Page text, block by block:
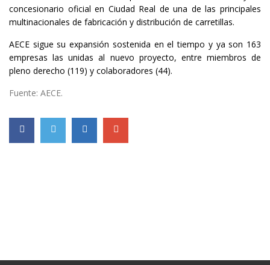
concesionario oficial en Ciudad Real de una de las principales
multinacionales de fabricación y distribución de carretillas.
AECE sigue su expansión sostenida en el tiempo y ya son 163
empresas las unidas al nuevo proyecto, entre miembros de
pleno derecho (119) y colaboradores (44).
Fuente: AECE.